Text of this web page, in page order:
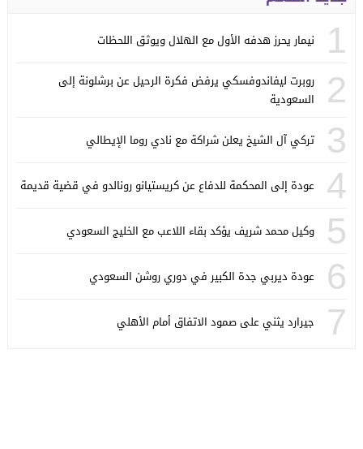
1 نيمار يحرز هدفه الأول مع الهلال ويوثق اللحظات
2
روبرت ليفاندوفسكي يرفض فكرة الرحيل عن برشلونة إلى
السعودية
3 تركي آل الشيخ يعلن شراكة مع نادي روما الإيطالي
4 عودة إلى المحكمة للدفاع عن كريستيانو رونالدو في قضية قديمة
5 وكيل محمد شريف يؤكد بقاء اللاعب مع الخليج السعودي
6 عودة ديربي جدة الكبير في دوري روشن السعودي
7 جيرارد يثني على صمود الاتفاق أمام الأهلي